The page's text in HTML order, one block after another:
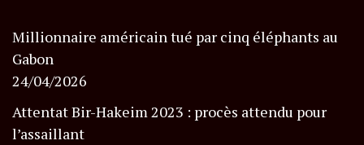
Millionnaire américain tué par cinq éléphants au
Gabon
24/04/2026
Attentat Bir-Hakeim 2023 : procès attendu pour
l’assaillant